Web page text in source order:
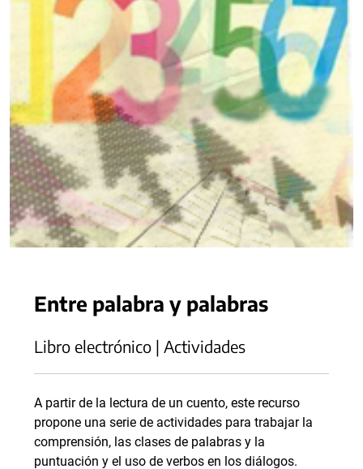
Entre palabra y palabras
Libro electrónico | Actividades
A partir de la lectura de un cuento, este recurso
propone una serie de actividades para trabajar la
comprensión, las clases de palabras y la
puntuación y el uso de verbos en los diálogos.